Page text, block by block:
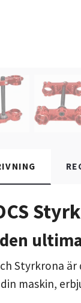
Styrkrona
maskin,